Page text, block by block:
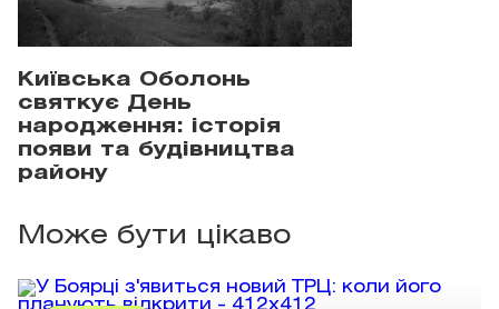
Київська Оболонь
святкує День
народження: історія
появи та будівництва
району
Може бути цікаво